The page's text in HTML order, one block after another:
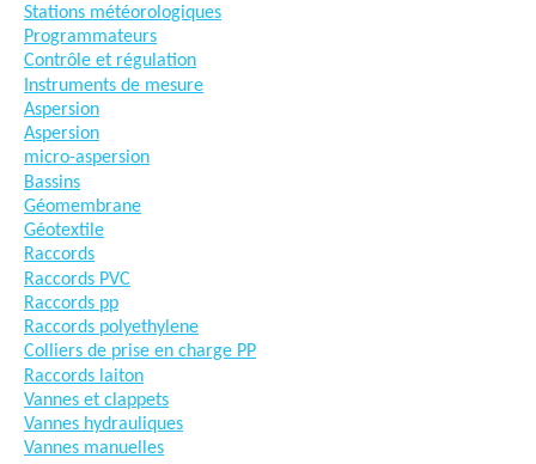
Stations météorologiques
Programmateurs
Contrôle et régulation
Instruments de mesure
Aspersion
Aspersion
micro-aspersion
Bassins
Géomembrane
Géotextile
Raccords
Raccords PVC
Raccords pp
Raccords polyethylene
Colliers de prise en charge PP
Raccords laiton
Vannes et clappets
Vannes hydrauliques
Vannes manuelles